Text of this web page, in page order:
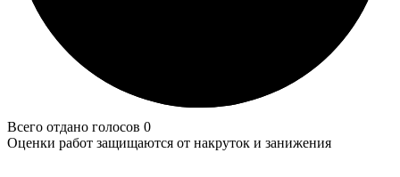
Всего отдано голосов 0
Оценки работ защищаются от накруток и занижения